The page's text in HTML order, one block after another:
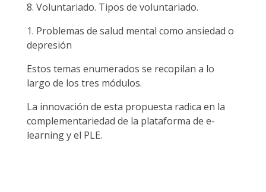
8. Voluntariado. Tipos de voluntariado.
1. Problemas de salud mental como ansiedad o
depresión
Estos temas enumerados se recopilan a lo
largo de los tres módulos.
La innovación de esta propuesta radica en la
complementariedad de la plataforma de e-
learning y el PLE.